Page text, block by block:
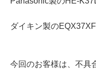
ダイキン製の
今回のお客様は、不具